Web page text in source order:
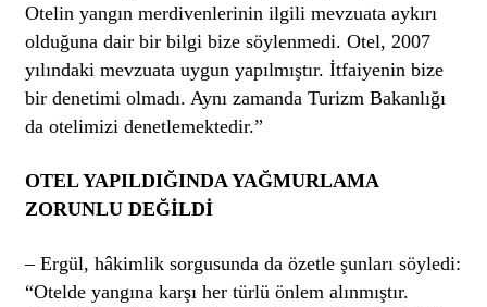
Otelin yangın merdivenlerinin ilgili mevzuata aykırı
olduğuna dair bir bilgi bize söylenmedi. Otel, 2007
yılındaki mevzuata uygun yapılmıştır. İtfaiyenin bize
bir denetimi olmadı. Aynı zamanda Turizm Bakanlığı
da otelimizi denetlemektedir.”
OTEL YAPILDIĞINDA YAĞMURLAMA
ZORUNLU DEĞİLDİ
– Ergül, hâkimlik sorgusunda da özetle şunları söyledi:
“Otelde yangına karşı her türlü önlem alınmıştır.